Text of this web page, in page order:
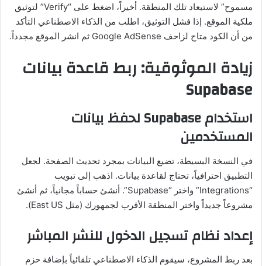
مسموح” لاستبعاد تلك المنطقة. أخيراً، اضغط على “Verify” لتوثيق
ملكية الموقع. إذا فشل التوثيق، اطلب من الذكاء الاصطناعي التأكد
من أن الكود متاح لزاحف Google AdSense ثم انشر الموقع مجدداً.
زيادة الموثوقية: ربط قاعدة بيانات
Supabase
استخدام Supabase لحفظ بيانات
المستخدمين
في النسخة البسيطة، تضيع البيانات بمجرد تحديث الصفحة. لجعل
التطبيق احترافياً، تحتاج لقاعدة بيانات. اذهب إلى تبويب
“Integrations” واختر “Supabase”. أنشئ حساباً مجانياً، ثم أنشئ
مشروعاً جديداً واختر المنطقة الأقرب لجمهورك (مثل East US).
إعداد نظام تسجيل الدخول للنشر المباشر
بعد ربط المشروع، سيقوم الذكاء الاصطناعي تلقائياً بإضافة حزم